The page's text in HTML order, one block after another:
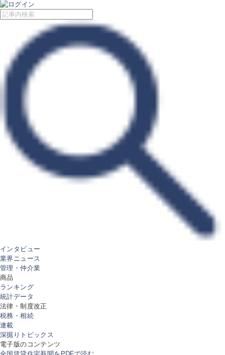
インタビュー
業界ニュース
管理・仲介業
商品
ランキング
統計データ
法律・制度改正
税務・相続
連載
深掘りトピックス
電子版のコンテンツ